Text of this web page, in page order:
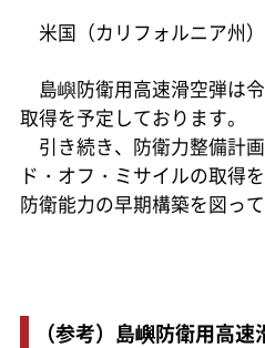
米国（カリフォルニア州）
島嶼防衛用高速滑空弾は
取得を予定しております。
引き続き、防衛力整備計
ド・オフ・ミサイルの取得
防衛能力の早期構築を図って
（参考）島嶼防衛用高